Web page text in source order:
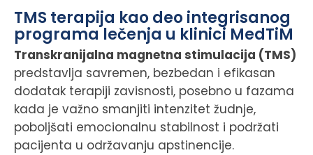
TMS terapija kao deo integrisanog
programa lečenja u klinici MedTiM
Transkranijalna magnetna stimulacija (TMS)
predstavlja savremen, bezbedan i efikasan
dodatak terapiji zavisnosti, posebno u fazama
kada je važno smanjiti intenzitet žudnje,
poboljšati emocionalnu stabilnost i podržati
pacijenta u održavanju apstinencije.